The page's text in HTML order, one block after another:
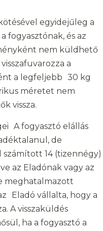
egyidejűleg a
fogyasztónak, és az
nem küldhető
a
a legfeljebb 30 kg
méretet nem
vissza.
A fogyasztó elállás
de
számított 14 (tizennégy)
az Eladónak vagy az
meghatalmazott
Eladó vállalta, hogy a
A visszaküldés
ha a fogyasztó a